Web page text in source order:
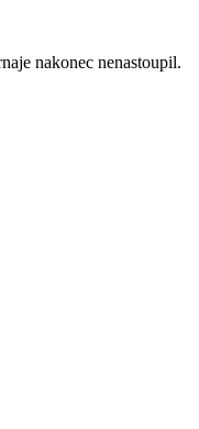
nakonec nenastoupil.